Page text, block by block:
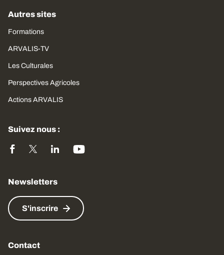
Autres sites
Formations
ARVALIS-TV
Les Culturales
Perspectives Agricoles
Actions ARVALIS
Suivez nous :
Newsletters
S'inscrire
Contact